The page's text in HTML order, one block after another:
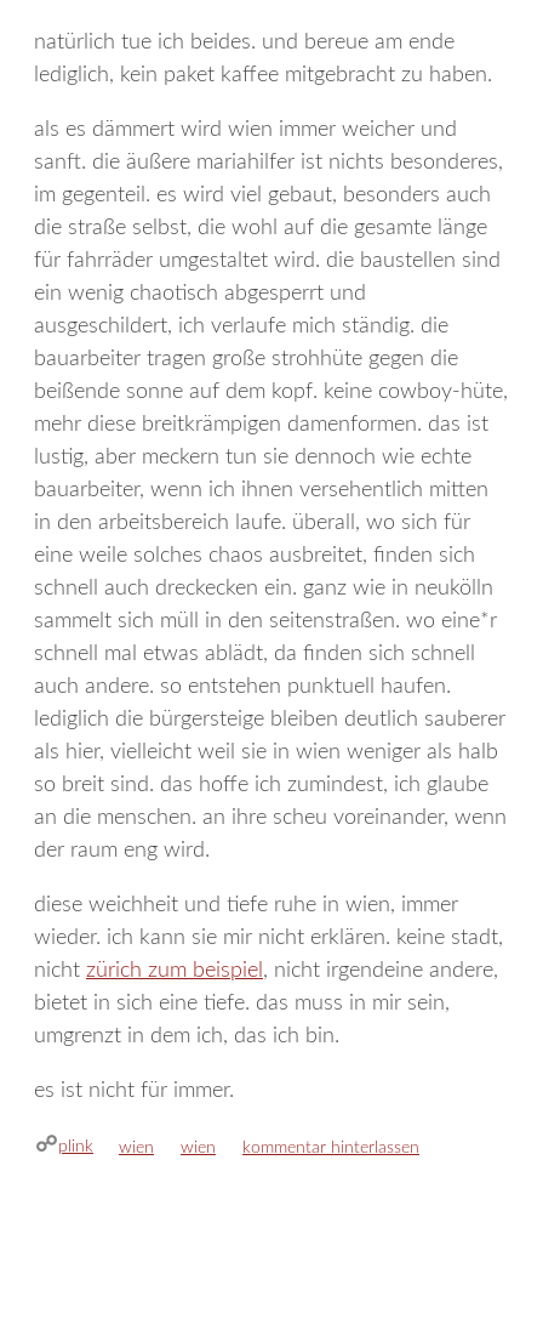
natürlich tue ich beides. und bereue am ende
lediglich, kein paket kaffee mitgebracht zu haben.
als es dämmert wird wien immer weicher und
sanft. die äußere mariahilfer ist nichts besonderes,
im gegenteil. es wird viel gebaut, besonders auch
die straße selbst, die wohl auf die gesamte länge
für fahrräder umgestaltet wird. die baustellen sind
ein wenig chaotisch abgesperrt und
ausgeschildert, ich verlaufe mich ständig. die
bauarbeiter tragen große strohhüte gegen die
beißende sonne auf dem kopf. keine cowboy-hüte,
mehr diese breitkrämpigen damenformen. das ist
lustig, aber meckern tun sie dennoch wie echte
bauarbeiter, wenn ich ihnen versehentlich mitten
in den arbeitsbereich laufe. überall, wo sich für
eine weile solches chaos ausbreitet, finden sich
schnell auch dreckecken ein. ganz wie in neukölln
sammelt sich müll in den seitenstraßen. wo eine*r
schnell mal etwas ablädt, da finden sich schnell
auch andere. so entstehen punktuell haufen.
lediglich die bürgersteige bleiben deutlich sauberer
als hier, vielleicht weil sie in wien weniger als halb
so breit sind. das hoffe ich zumindest, ich glaube
an die menschen. an ihre scheu voreinander, wenn
der raum eng wird.
diese weichheit und tiefe ruhe in wien, immer
wieder. ich kann sie mir nicht erklären. keine stadt,
nicht zürich zum beispiel , nicht irgendeine andere,
bietet in sich eine tiefe. das muss in mir sein,
umgrenzt in dem ich, das ich bin.
es ist nicht für immer.
plink kategorien
wien schlagwörter
wien kommentar hinterlassen